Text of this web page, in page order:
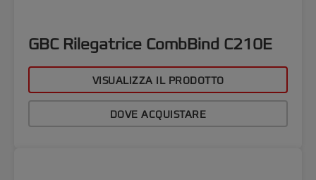
GBC Rilegatrice CombBind C210E
VISUALIZZA IL PRODOTTO
DOVE ACQUISTARE